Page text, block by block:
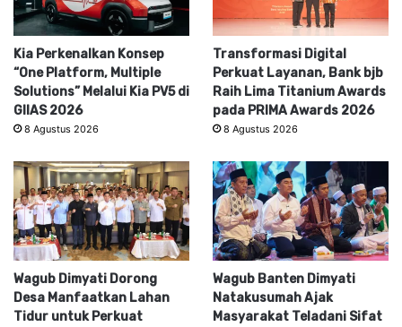
Kia Perkenalkan Konsep
“One Platform, Multiple
Solutions” Melalui Kia PV5 di
GIIAS 2026
8 Agustus 2026
Transformasi Digital
Perkuat Layanan, Bank bjb
Raih Lima Titanium Awards
pada PRIMA Awards 2026
8 Agustus 2026
Wagub Dimyati Dorong
Desa Manfaatkan Lahan
Tidur untuk Perkuat
Wagub Banten Dimyati
Natakusumah Ajak
Masyarakat Teladani Sifat